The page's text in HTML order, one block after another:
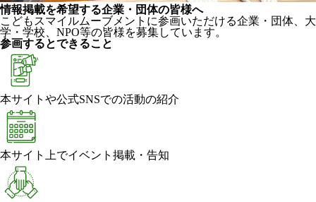
情報掲載を希望する企業・団体の皆様へ
こどもスマイルムーブメントに参画いただける企業・団体、大
学・学校、NPO等の皆様を募集しています。
参画するとできること
本サイトや公式SNSでの活動の紹介
本サイト上でイベント掲載・告知